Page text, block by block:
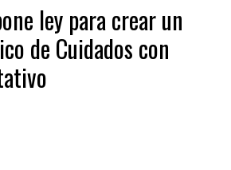
ley para crear un
de Cuidados con